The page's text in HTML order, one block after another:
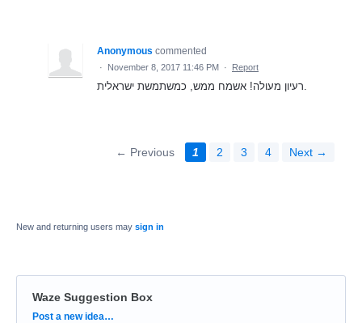
Anonymous commented
· November 8, 2017 11:46 PM · Report
← Previous 1 2 3 4 Next →
New and returning users may sign in
Waze Suggestion Box
Categories
Post a new idea…